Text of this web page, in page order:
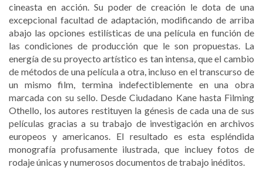
cineasta en acción. Su poder de creación le dota de una
excepcional facultad de adaptación, modificando de arriba
abajo las opciones estilísticas de una película en función de
las condiciones de producción que le son propuestas. La
energía de su proyecto artístico es tan intensa, que el cambio
de métodos de una película a otra, incluso en el transcurso de
un mismo film, termina indefectiblemente en una obra
marcada con su sello. Desde Ciudadano Kane hasta Filming
Othello, los autores restituyen la génesis de cada una de sus
películas gracias a su trabajo de investigación en archivos
europeos y americanos. El resultado es esta espléndida
monografía profusamente ilustrada, que incluey fotos de
rodaje únicas y numerosos documentos de trabajo inéditos.